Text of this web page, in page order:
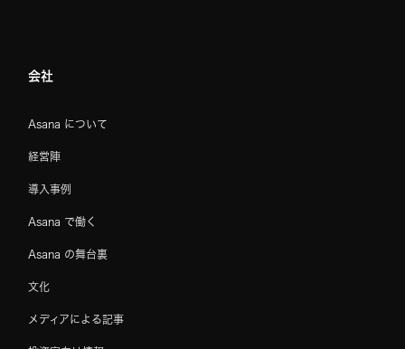
会社
Asana について
経営陣
導入事例
Asana で働く
Asana の舞台裏
文化
メディアによる記事